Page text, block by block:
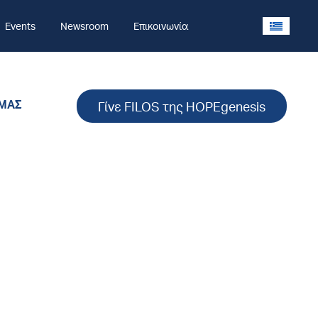
Events Newsroom Επικοινωνία
Γίνε FILOS της HOPEgenesis